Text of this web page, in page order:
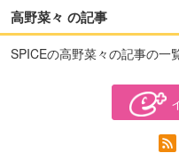
高野菜々 の記事
SPICEの高野菜々の記事の一